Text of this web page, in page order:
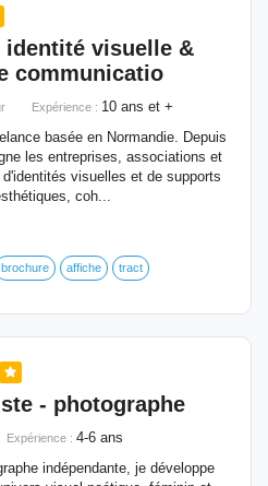
identité visuelle &
communicatio
Expérience : 10 ans et +
basée en Normandie. Depuis
les entreprises, associations et
visuelles et de supports
coh...
brochure affiche tract
- photographe
Expérience : 4-6 ans
indépendante, je développe